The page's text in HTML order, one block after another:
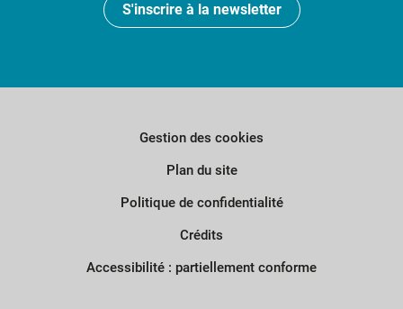
S'inscrire à la newsletter
Gestion des cookies
Plan du site
Politique de confidentialité
Crédits
Accessibilité : partiellement conforme